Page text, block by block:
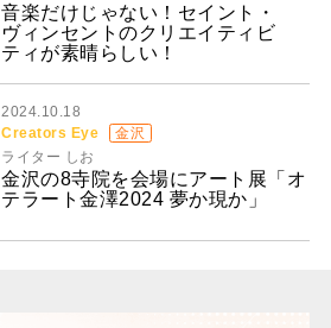
音楽だけじゃない！セイント・
ヴィンセントのクリエイティビ
ティが素晴らしい！
2024.10.18
Creators Eye
金沢
ライター しお
金沢の8寺院を会場にアート展「オ
テラート金澤2024 夢か現か」